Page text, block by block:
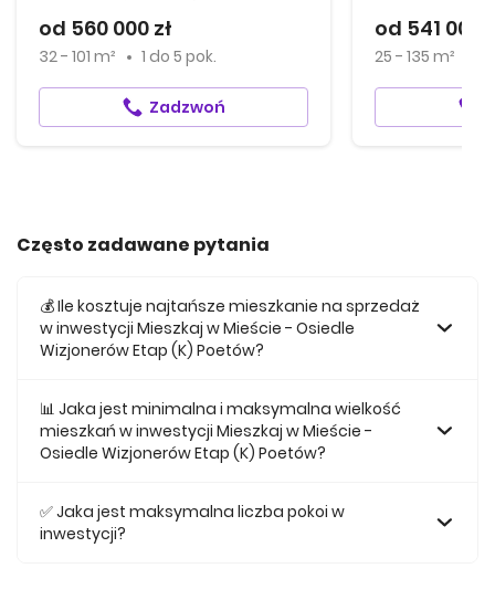
od 560 000 zł
32 - 101 m² 1 do 5 pok.
Zadzwoń
od 541 000
25 - 135 m²
Często zadawane pytania
💰 Ile kosztuje najtańsze mieszkanie na sprzedaż
w inwestycji Mieszkaj w Mieście - Osiedle
Wizjonerów Etap (K) Poetów?
750 000 zł.
📊 Jaka jest minimalna i maksymalna wielkość
mieszkań w inwestycji Mieszkaj w Mieście -
Osiedle Wizjonerów Etap (K) Poetów?
Mieście - Osiedle Wizjonerów Etap (K) Poetów posiada
74,06, natomiast najmniejsze mieszkanie ma metraż
✅ Jaka jest maksymalna liczba pokoi w
inwestycji?